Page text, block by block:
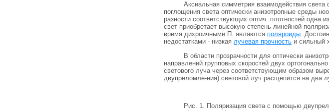
Аксиальная симметрия взаимодействия
поглощения света оптически анизотропные среды
разности соответствующих оптич. плотностей одна
свет приобретает высокую степень линейной
время дихроичными П. являются поляроиды
недостатками - низкая лучевая прочность и сильный
В области прозрачности для оптически
направлений групповых скоростей двух
светового луча через соответствующим образом
двупреломле-ния) световой луч расщепится на два
Рис. 1. Поляризация света с помощью